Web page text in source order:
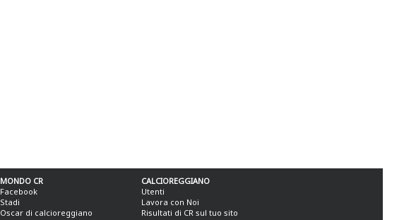
MONDO CR
Facebook
Stadi
Oscar di calcioreggiano
CALCIOREGGIANO
Utenti
Lavora con Noi
Risultati di CR sul tuo sito